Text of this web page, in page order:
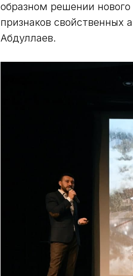
образном решении
признаков свойственных
Абдуллаев.